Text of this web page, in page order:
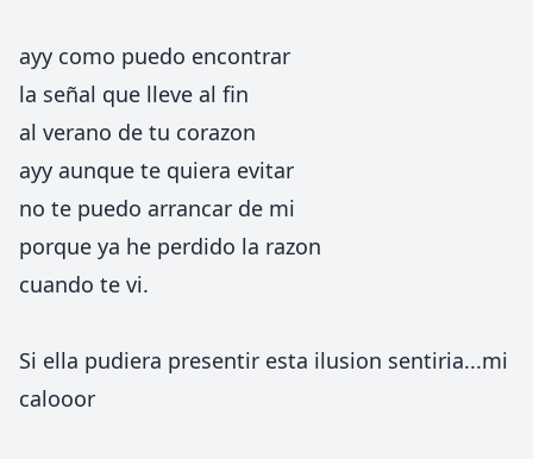
ayy como puedo encontrar
la señal que lleve al fin
al verano de tu corazon
ayy aunque te quiera evitar
no te puedo arrancar de mi
porque ya he perdido la razon
cuando te vi.
Si ella pudiera presentir esta ilusion sentiria...mi
calooor